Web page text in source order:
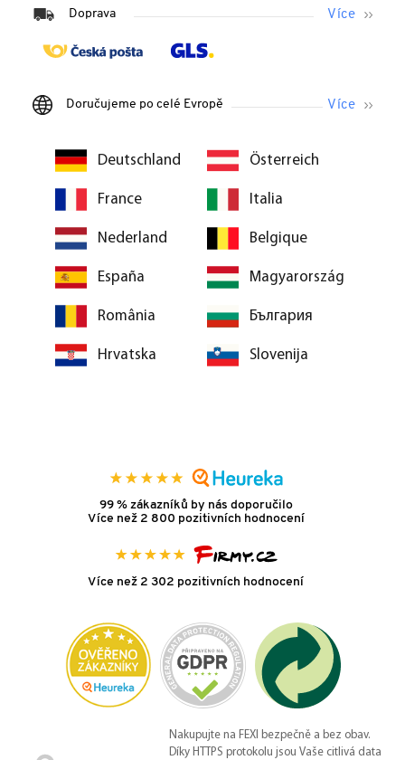
Doprava
Doručujeme po celé Evropě
Deutschland Österreich
France Italia
Nederland Belgique
España Magyarország
România България
Hrvatska Slovenija
99 % zákazníků by nás doporučilo
Více než 2 800 pozitivních hodnocení
Více než 2 302 pozitivních hodnocení
Nakupujte na FEXI bezpečně a bez obav.
Díky HTTPS protokolu jsou Vaše citlivá data